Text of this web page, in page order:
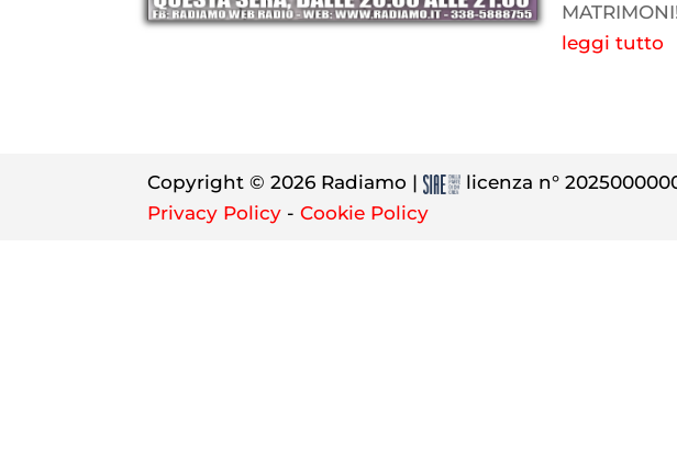
leggi tutto
Copyright © 2026 Radiamo | licenza n°
Privacy Policy -Cookie Policy